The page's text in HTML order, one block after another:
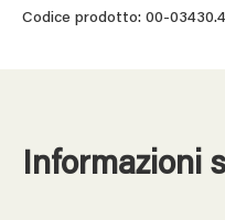
Codice prodotto: 00-
Informazioni